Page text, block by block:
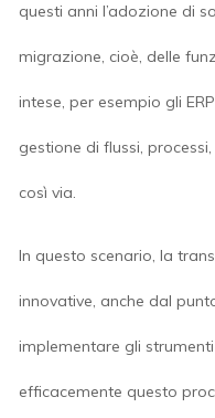
questi anni l’adozione di
migrazione, cioè, delle
intese, per esempio gli
gestione di flussi,
così via.
In questo scenario, la
innovative, anche dal
implementare gli
efficacemente questo